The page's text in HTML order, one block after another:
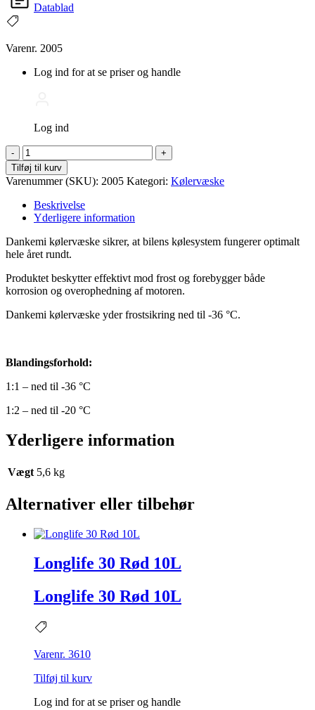
Datablad
Varenr. 2005
Log ind for at se priser og handle
Log ind
-
Kølervæske,
5,0L
antal
+
Tilføj til kurv
Varenummer (SKU): 2005 Kategori: Kølervæske
Beskrivelse
Yderligere information
Dankemi kølervæske sikrer, at bilens kølesystem fungerer optimalt
hele året rundt.
Produktet beskytter effektivt mod frost og forebyggerbåde
korrosion og overophedning af motoren.
Dankemi kølervæske yder frostsikring ned til -36 °C.
Blandingsforhold:
1:1 – ned til -36 °C
1:2 – ned til -20 °C
Yderligere information
Vægt 5,6 kg
Alternativer eller tilbehør
Longlife 30 Rød 10L
Longlife 30 Rød 10L
Varenr. 3610
Tilføj til kurv
Log ind for at se priser og handle